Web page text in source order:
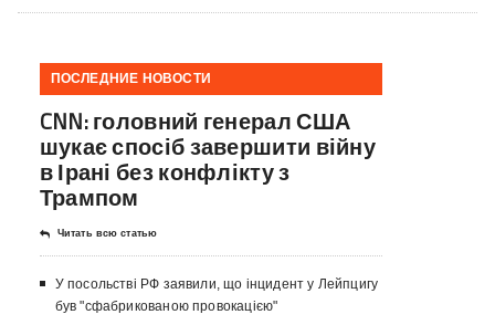
ПОСЛЕДНИЕ НОВОСТИ
CNN: головний генерал США
шукає спосіб завершити війну
в Ірані без конфлікту з
Трампом
Читать всю статью
У посольстві РФ заявили, що інцидент у Лейпцигу
був "сфабрикованою провокацією"